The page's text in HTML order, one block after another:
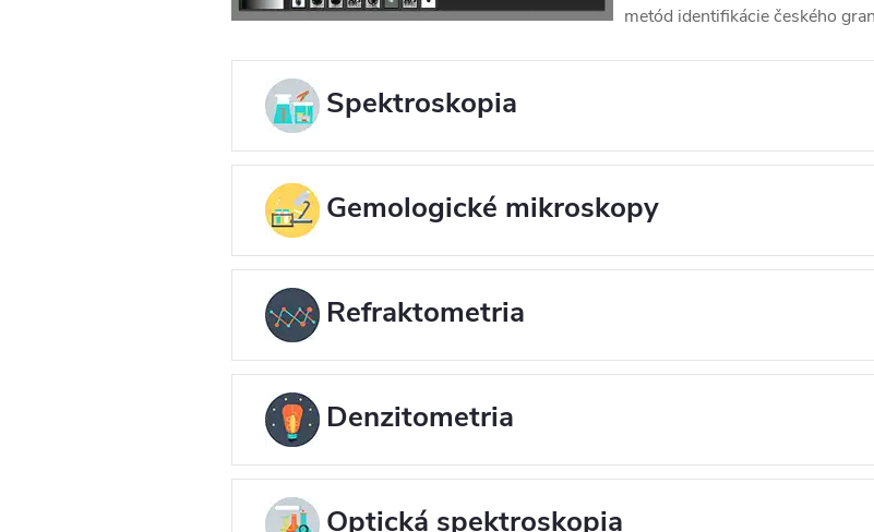
metód identifikácie českého
Spektroskopia
Gemologické mikroskopy
Refraktometria
Denzitometria
Optická spektroskopia